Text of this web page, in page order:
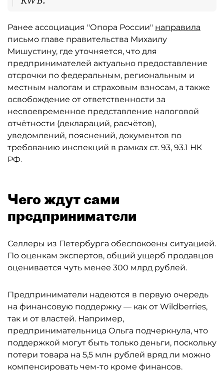
Ранее ассоциация "Опора России" направила
письмо главе правительства Михаилу
Мишустину, где уточняется, что для
предпринимателей актуально предоставление
отсрочки по федеральным, региональным и
местным налогам и страховым взносам, а также
освобождение от ответственности за
несвоевременное представление налоговой
отчётности (деклараций, расчётов),
уведомлений, пояснений, документов по
требованию инспекций в рамках ст. 93, 93.1 НК
РФ.
Чего ждут сами
предприниматели
Селлеры из Петербурга обеспокоены ситуацией.
По оценкам экспертов, общий ущерб продавцов
оценивается чуть менее 300 млрд рублей.
Предприниматели надеются в первую очередь
на финансовую поддержку — как от Wildberries,
так и от властей. Например,
предпринимательница Ольга подчеркнула, что
поддержкой могут быть только деньги, поскольку
потери товара на 5,5 млн рублей вряд ли можно
компенсировать чем-то кроме финансов.